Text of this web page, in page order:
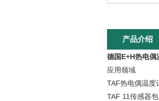
产品介绍
德国E+H热电偶
应用领域
TAF热电偶温度
TAF 11传感器